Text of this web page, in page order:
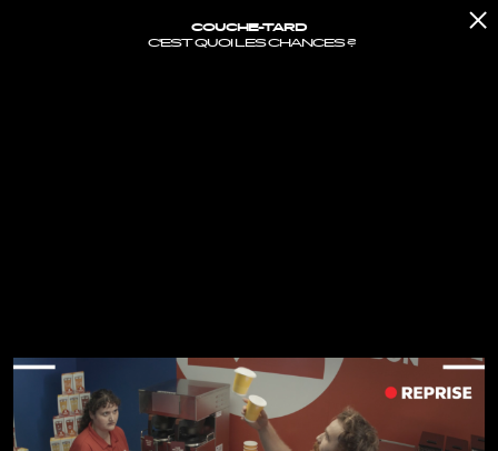
COUCHE-TARD
C'EST QUOI LES CHANCES ?